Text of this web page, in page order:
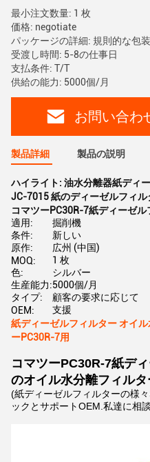
最小注文数量: 1 枚
価格: negotiate
パッケージの詳細: 規則的な包装
受渡し時間: 5-8の仕事日
支払条件: T/T
供給の能力: 5000個/月
お問い合わ
製品詳細 製品の説明
ハイライト: 油水分離器紙ディ
JC-7015 紙のディーゼルフィル
コマツーPC30R-7紙ディーゼル
適用:
掘削機
条件:
新しい
原作:
広州 (中国)
MOQ:
1 枚
色:
シルバー
生産能力:5000個/月
タイプ:
顧客の要求に応じて
OEM:
支援
紙ディーゼルフィルター オイ
ーPC30R-7用
コマツーPC30R-7紙デ
のオイル水分離フィル
(紙ディーゼルフィルターの様
ックとサポートOEM.私達に相